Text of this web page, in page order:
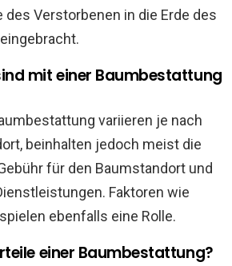
des Verstorbenen in die Erde des
mit einer Baumbestattung
variieren je nach
beinhalten jedoch meist die
für den Baumstandort und
Faktoren wie
ebenfalls eine Rolle.
einer Baumbestattung?